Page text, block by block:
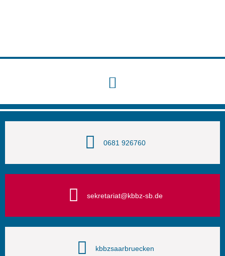
0681 926760
sekretariat@kbbz-sb.de
kbbzsaarbruecken